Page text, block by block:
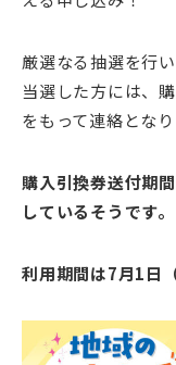
厳選なる抽選を行
当選した方には、
をもって連絡となり
購入引換券送付期
しているそうです。
利用期間は7月1日